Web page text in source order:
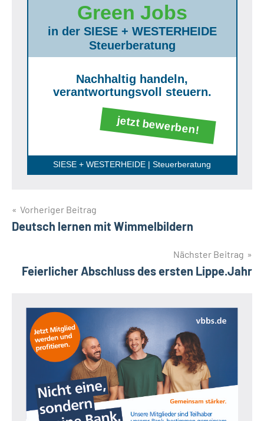
Green Jobs
in der SIESE + WESTERHEIDE
Steuerberatung
Nachhaltig handeln,
verantwortungsvoll steuern.
jetzt bewerben!
SIESE + WESTERHEIDE | Steuerberatung
Beitragsnavigation
Vorheriger Beitrag
Deutsch lernen mit Wimmelbildern
Nächster Beitrag
Feierlicher Abschluss des ersten Lippe.Jahr